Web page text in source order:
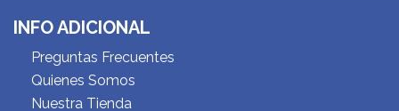
INFO ADICIONAL
Preguntas Frecuentes
Quienes Somos
Nuestra Tienda